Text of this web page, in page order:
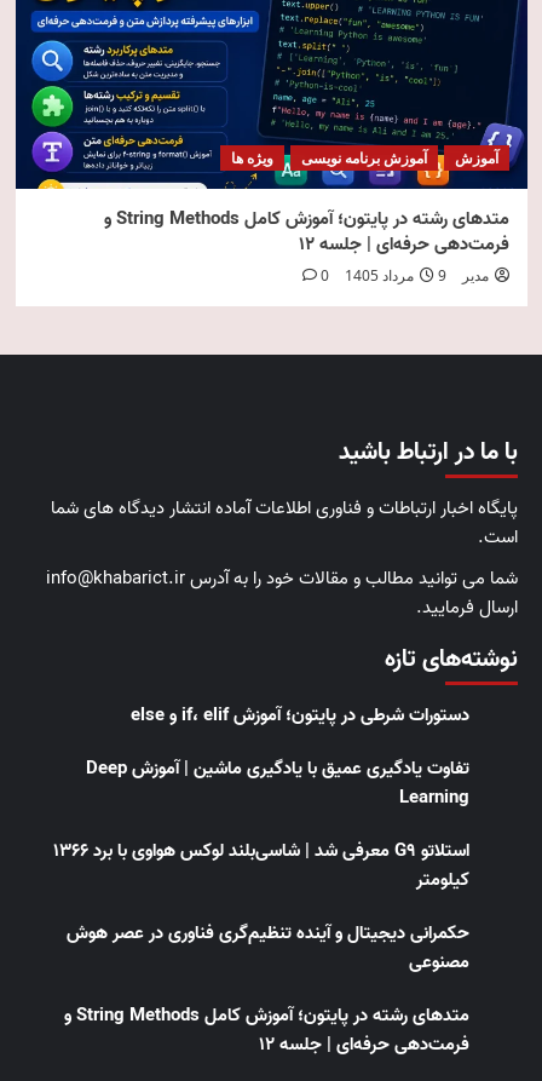
آموزش آموزش برنامه نویسی ویژه ها
متدهای رشته در پایتون؛ آموزش کامل String Methods و
فرمت‌دهی حرفه‌ای | جلسه ۱۲
مدیر 9 مرداد 1405 0
با ما در ارتباط باشید
پایگاه اخبار ارتباطات و فناوری اطلاعات آماده انتشار دیدگاه های شما
است.
شما می توانید مطالب و مقالات خود را به آدرس info@khabarict.ir
ارسال فرمایید.
نوشته‌های تازه
دستورات شرطی در پایتون؛ آموزش if، elif و else
تفاوت یادگیری عمیق با یادگیری ماشین | آموزش Deep
Learning
استلاتو G9 معرفی شد | شاسی‌بلند لوکس هواوی با برد ۱۳۶۶
کیلومتر
حکمرانی دیجیتال و آینده تنظیم‌گری فناوری در عصر هوش
مصنوعی
متدهای رشته در پایتون؛ آموزش کامل String Methods و
فرمت‌دهی حرفه‌ای | جلسه ۱۲